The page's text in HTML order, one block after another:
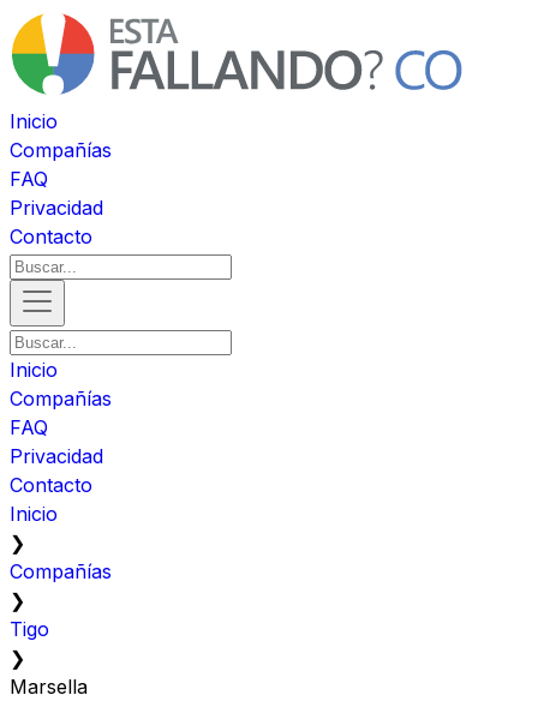
Inicio
Compañías
FAQ
Privacidad
Contacto
Inicio
Compañías
FAQ
Privacidad
Contacto
Inicio
❯
Compañías
❯
Tigo
❯
Marsella